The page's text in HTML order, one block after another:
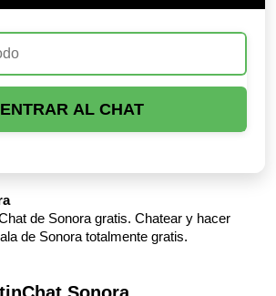
ENTRAR AL CHAT
de Sonora gratis. Chatear y hacer
de Sonora totalmente gratis.